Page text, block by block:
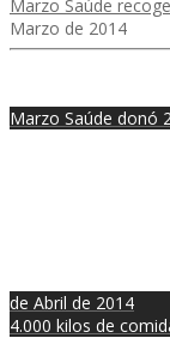
Marzo Saúde
Marzo de 2014
Marzo Saúde donó
de Abril de 2014
4.000 kilos de